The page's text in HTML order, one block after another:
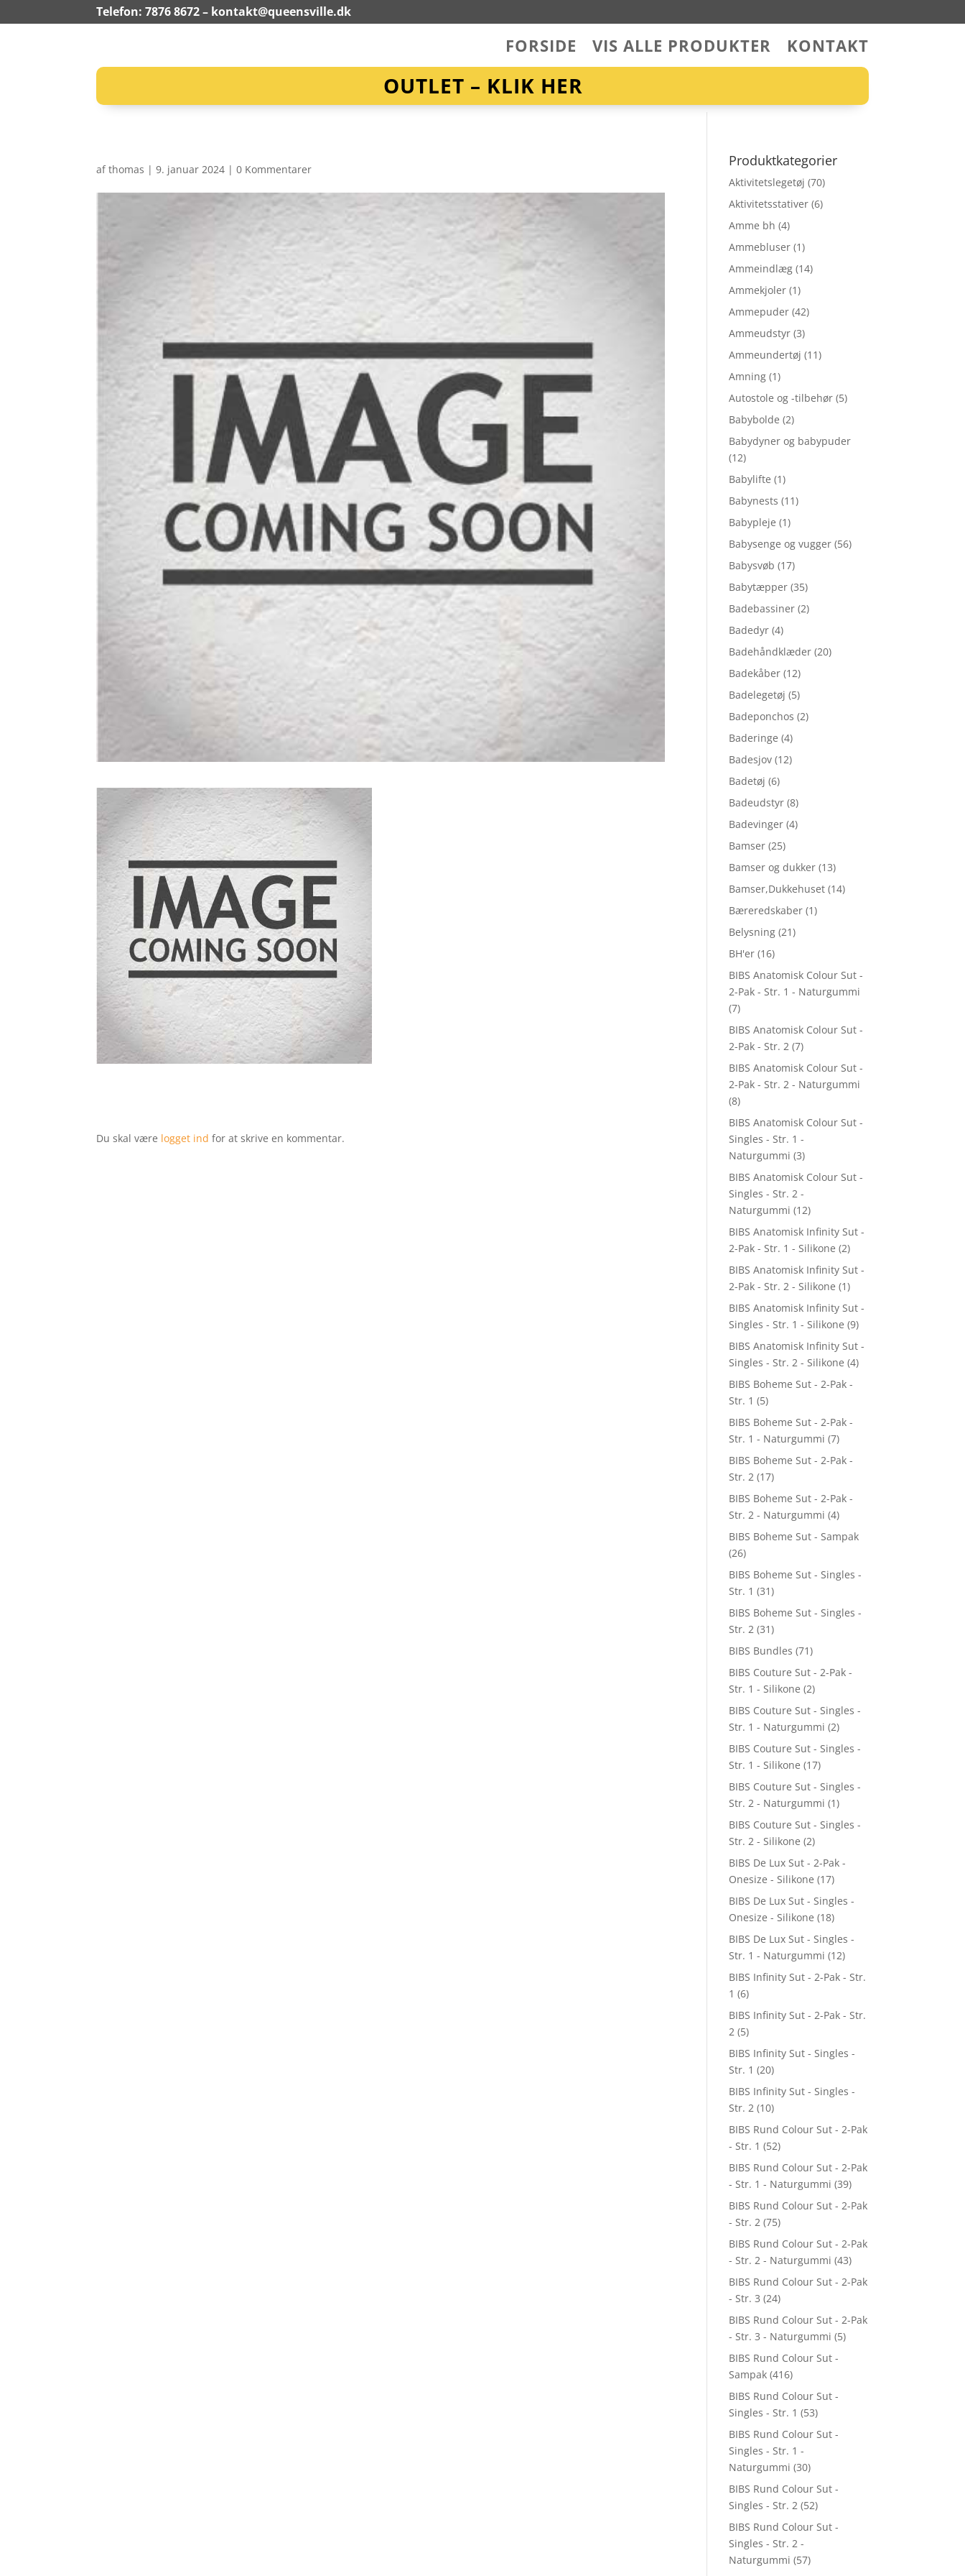
Telefon: 7876 8672 – kontakt@queensville.dk
FORSIDE VIS ALLE PRODUKTER KONTAKT
OUTLET – KLIK HER
afthomas |9. januar 2024 |0 Kommentarer
Du skal være logget ind for at skrive en kommentar.
Produktkategorier
Aktivitetslegetøj (70)
Aktivitetsstativer (6)
Amme bh (4)
Ammebluser (1)
Ammeindlæg (14)
Ammekjoler (1)
Ammepuder (42)
Ammeudstyr (3)
Ammeundertøj (11)
Amning (1)
Autostole og -tilbehør (5)
Babybolde (2)
Babydyner og babypuder
(12)
Babylifte (1)
Babynests (11)
Babypleje (1)
Babysenge og vugger (56)
Babysvøb (17)
Babytæpper (35)
Badebassiner (2)
Badedyr (4)
Badehåndklæder (20)
Badekåber (12)
Badelegetøj (5)
Badeponchos (2)
Baderinge (4)
Badesjov (12)
Badetøj (6)
Badeudstyr (8)
Badevinger (4)
Bamser (25)
Bamser og dukker (13)
Bamser,Dukkehuset (14)
Bæreredskaber (1)
Belysning (21)
BH'er (16)
BIBS Anatomisk Colour Sut -
2-Pak - Str. 1 - Naturgummi
(7)
BIBS Anatomisk Colour Sut -
2-Pak - Str. 2 (7)
BIBS Anatomisk Colour Sut -
2-Pak - Str. 2 - Naturgummi
(8)
BIBS Anatomisk Colour Sut -
Singles - Str. 1 -
Naturgummi (3)
BIBS Anatomisk Colour Sut -
Singles - Str. 2 -
Naturgummi (12)
BIBS Anatomisk Infinity Sut -
2-Pak - Str. 1 - Silikone (2)
BIBS Anatomisk Infinity Sut -
2-Pak - Str. 2 - Silikone (1)
BIBS Anatomisk Infinity Sut -
Singles - Str. 1 - Silikone (9)
BIBS Anatomisk Infinity Sut -
Singles - Str. 2 - Silikone (4)
BIBS Boheme Sut - 2-Pak -
Str. 1 (5)
BIBS Boheme Sut - 2-Pak -
Str. 1 - Naturgummi (7)
BIBS Boheme Sut - 2-Pak -
Str. 2 (17)
BIBS Boheme Sut - 2-Pak -
Str. 2 - Naturgummi (4)
BIBS Boheme Sut - Sampak
(26)
BIBS Boheme Sut - Singles -
Str. 1 (31)
BIBS Boheme Sut - Singles -
Str. 2 (31)
BIBS Bundles (71)
BIBS Couture Sut - 2-Pak -
Str. 1 - Silikone (2)
BIBS Couture Sut - Singles -
Str. 1 - Naturgummi (2)
BIBS Couture Sut - Singles -
Str. 1 - Silikone (17)
BIBS Couture Sut - Singles -
Str. 2 - Naturgummi (1)
BIBS Couture Sut - Singles -
Str. 2 - Silikone (2)
BIBS De Lux Sut - 2-Pak -
Onesize - Silikone (17)
BIBS De Lux Sut - Singles -
Onesize - Silikone (18)
BIBS De Lux Sut - Singles -
Str. 1 - Naturgummi (12)
BIBS Infinity Sut - 2-Pak - Str.
1 (6)
BIBS Infinity Sut - 2-Pak - Str.
2 (5)
BIBS Infinity Sut - Singles -
Str. 1 (20)
BIBS Infinity Sut - Singles -
Str. 2 (10)
BIBS Rund Colour Sut - 2-Pak
- Str. 1 (52)
BIBS Rund Colour Sut - 2-Pak
- Str. 1 - Naturgummi (39)
BIBS Rund Colour Sut - 2-Pak
- Str. 2 (75)
BIBS Rund Colour Sut - 2-Pak
- Str. 2 - Naturgummi (43)
BIBS Rund Colour Sut - 2-Pak
- Str. 3 (24)
BIBS Rund Colour Sut - 2-Pak
- Str. 3 - Naturgummi (5)
BIBS Rund Colour Sut -
Sampak (416)
BIBS Rund Colour Sut -
Singles - Str. 1 (53)
BIBS Rund Colour Sut -
Singles - Str. 1 -
Naturgummi (30)
BIBS Rund Colour Sut -
Singles - Str. 2 (52)
BIBS Rund Colour Sut -
Singles - Str. 2 -
Naturgummi (57)